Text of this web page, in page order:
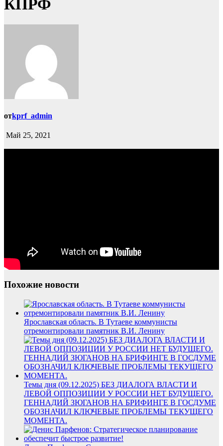
КПРФ
отkprf_admin
Май 25, 2021
Похожие новости
Ярославская область. В Тутаеве коммунисты
отремонтировали памятник В.И. Ленину
Темы дня (09.12.2025) БЕЗ ДИАЛОГА ВЛАСТИ И
ЛЕВОЙ ОППОЗИЦИИ У РОССИИ НЕТ БУДУЩЕГО.
ГЕННАДИЙ ЗЮГАНОВ НА БРИФИНГЕ В ГОСДУМЕ
ОБОЗНАЧИЛ КЛЮЧЕВЫЕ ПРОБЛЕМЫ ТЕКУЩЕГО
МОМЕНТА.